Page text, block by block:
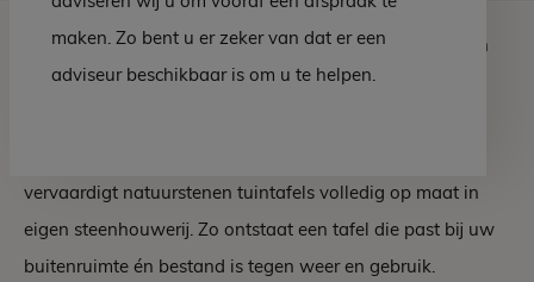
Eennatuursteen tuintafelbrengt rust, duurzaamheid en
karakter in uw tuin of terras. Waar houten of metalen
vervaardigt natuurstenen tuintafels volledig op maat in
eigen steenhouwerij. Zo ontstaat een tafel die past bij uw
buitenruimte én bestand is tegen weer en gebruik.
maken. Zo bent u er zeker van dat er een
adviseur beschikbaar is om u te helpen.